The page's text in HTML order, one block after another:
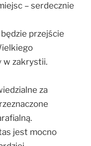
– serdecznie
przejście
w zakrystii.
za
jest mocno